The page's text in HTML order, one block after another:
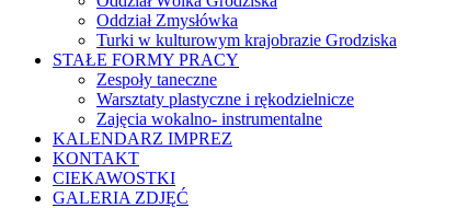
Oddział Zmysłówka
Turki w kulturowym krajobrazie Grodziska
STAŁE FORMY PRACY
Zespoły taneczne
Warsztaty plastyczne i rękodzielnicze
Zajęcia wokalno- instrumentalne
KALENDARZ IMPREZ
KONTAKT
CIEKAWOSTKI
GALERIA ZDJĘĆ